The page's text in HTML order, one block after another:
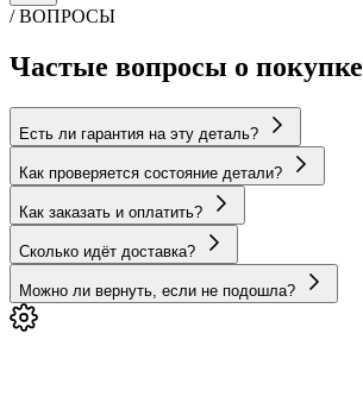
/ ВОПРОСЫ
Частые вопросы о покупке
Есть ли гарантия на эту деталь?
Как проверяется состояние детали?
Как заказать и оплатить?
Сколько идёт доставка?
Можно ли вернуть, если не подошла?